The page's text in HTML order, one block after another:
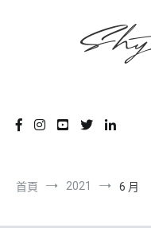
首頁 2021 6 月